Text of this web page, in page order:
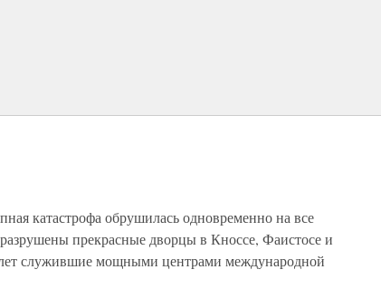
катастрофа обрушилась одновременно на все
прекрасные дворцы в Кноссе, Фаистосе и
лет служившие мощными центрами международной